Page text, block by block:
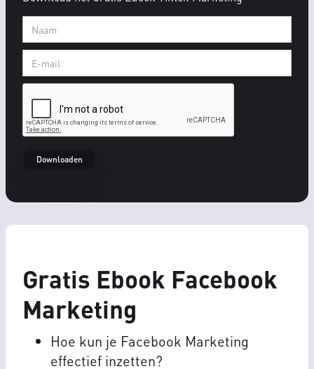
Gratis Ebook Facebook
Marketing
Hoe kun je Facebook Marketing
effectief inzetten?